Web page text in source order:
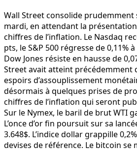
Wall Street consolide prudemment
mardi, en attendant la présentation
chiffres de l’inflation. Le Nasdaq
pts, le S&P 500 régresse de 0,11%
Dow Jones résiste en hausse de
Street avait atteint précédemment
espoirs d’assouplissement
désormais à quelques prises de
chiffres de l’inflation qui seront
Sur le Nymex, le baril de brut WTI
L’once d’or fin poursuit sur sa
3.648$. L’indice dollar grappille
devises de référence. Le bitcoin se